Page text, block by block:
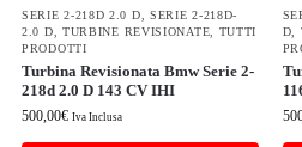
SERIE 2-218D 2.0 D ,SERIE 2-218D-
2.0 D
TURBINE REVISIONATE
TUTTI
PRODOTTI
Turbina Revisionata Bmw Serie 2-
218d 2.0 D 143 CV IHI
500,00€ Iva Inclusa
D